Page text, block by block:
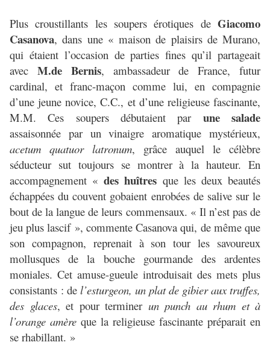
Plus croustillants les soupers érotiques de Giacomo
Casanova, dans une « maison de plaisirs de Murano,
qui étaient l’occasion de parties fines qu’il partageait
avec M.de Bernis, ambassadeur de France, futur
cardinal, et franc-maçon comme lui, en compagnie
d’une jeune novice, C.C., et d’une religieuse fascinante,
M.M. Ces soupers débutaient par une salade
assaisonnée par un vinaigre aromatique mystérieux,
acetum quatuor latronum, grâce auquel le célèbre
séducteur sut toujours se montrer à la hauteur. En
accompagnement «des huîtres que les deux beautés
échappées du couvent gobaient enrobées de salive sur le
bout de la langue de leurs commensaux. « Il n’est pas de
jeu plus lascif », commente Casanova qui, de même que
son compagnon, reprenait à son tour les savoureux
mollusques de la bouche gourmande des ardentes
moniales. Cet amuse-gueule introduisait des mets plus
consistants : de l’esturgeon, un plat de gibier aux truffes,
des glaces, et pour terminer un punch au rhum et à
l’orange amère que la religieuse fascinante préparait en
se rhabillant. »